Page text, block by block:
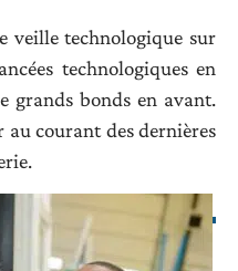
veille technologique sur
technologiques en
grands bonds en avant.
courant des dernières